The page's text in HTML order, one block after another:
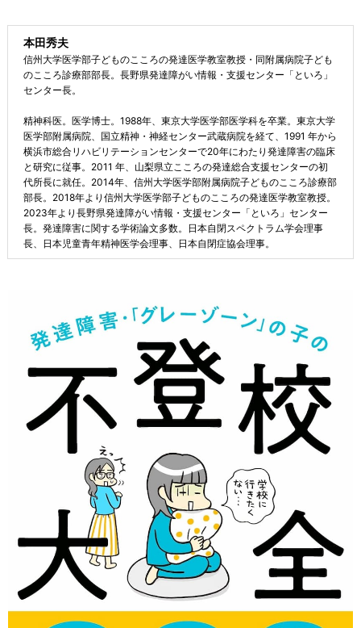
本田秀夫
信州大学医学部子どものこころの発達医学教室教授・同附属病院子ども
のこころ診療部部長。長野県発達障がい情報・支援センター「といろ」
センター長。
精神科医。医学博士。1988年、東京大学医学部医学科を卒業。東京大学
医学部附属病院、国立精神・神経センター武蔵病院を経て、1991 年から
横浜市総合リハビリテーションセンターで20年にわたり発達障害の臨床
と研究に従事。2011 年、山梨県立こころの発達総合支援センターの初
代所長に就任。2014年、信州大学医学部附属病院子どものこころ診療部
部長。2018年より信州大学医学部子どものこころの発達医学教室教授。
2023年より長野県発達障がい情報・支援センター「といろ」センター
長。発達障害に関する学術論文多数。日本自閉スペクトラム学会理事
長、日本児童青年精神医学会理事、日本自閉症協会理事。